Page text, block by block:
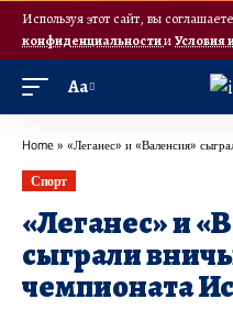
Используя этот сайт, вы
конфиденциальностииУсловия
Аа
Home » «Леганес» и «Валенсия»
Спорт
«Леганес» и
сыграли
чемпионата